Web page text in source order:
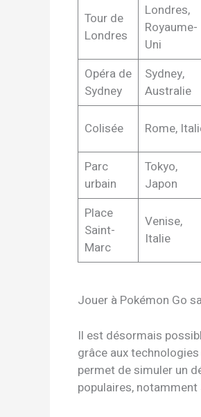
Tour de
Londres
Londres,
Royaume-
Uni
Opéra de
Sydney
Sydney,
Australie
Colisée Rome,
Parc
urbain
Tokyo,
Japon
Place
Saint-
Marc
Venise,
Italie
Jouer à Pokémon Go
Il est désormais
grâce aux
permet de simuler un
populaires,